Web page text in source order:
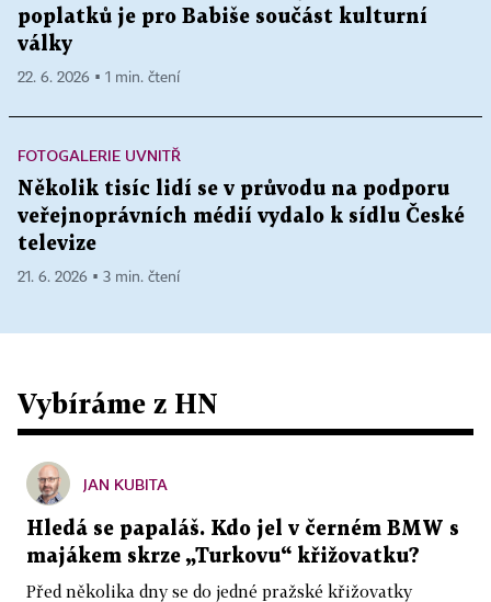
poplatků je pro Babiše součást kulturní
války
22. 6. 2026 ▪ 1 min. čtení
FOTOGALERIE UVNITŘ
Několik tisíc lidí se v průvodu na podporu
veřejnoprávních médií vydalo k sídlu České
televize
21. 6. 2026 ▪ 3 min. čtení
Vybíráme z HN
JAN KUBITA
Hledá se papaláš. Kdo jel v černém BMW s
majákem skrze „Turkovu“ křižovatku?
Před několika dny se do jedné pražské křižovatky